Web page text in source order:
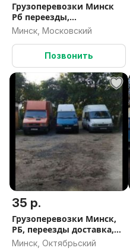
Грузоперевозки Минск
Рб переезды,
мотоэвакутор
,доставка,переезды,грузч
ики ,вывоз мусора
Минск, Московский
Позвонить
35 р.
Грузоперевозки Минск,
РБ, переезды доставка,
развоз,вывоз мусора
Минск, Октябрьский